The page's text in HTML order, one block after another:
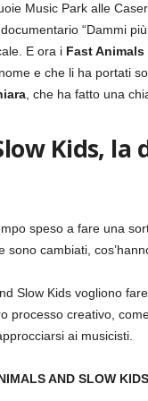
Music Park alle
“Dammi
E ora i Fast
e che li ha portati
, che ha fatto una
Kids, la
speso a fare una
sono cambiati,
Slow Kids vogliono
processo creativo,
ai musicisti.
AND SLOW